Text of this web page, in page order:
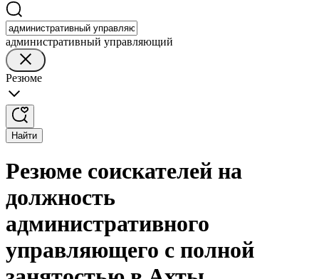
административный управляющий
Резюме
Найти
Резюме соискателей на
должность
административного
управляющего с полной